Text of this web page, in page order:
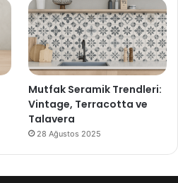
Mutfak Seramik Trendleri:
Vintage, Terracotta ve
Talavera
28 Ağustos 2025